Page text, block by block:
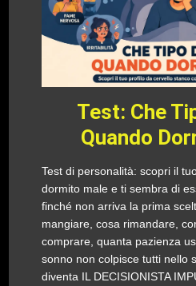
Test: Che
Quando
Test di personalità: scopri il
dormito male e ti sembra di
finché non arriva la prima
mangiare, cosa rimandare,
comprare, quanta pazienza
sonno non colpisce tutti nello
diventa IL DECISIONISTA